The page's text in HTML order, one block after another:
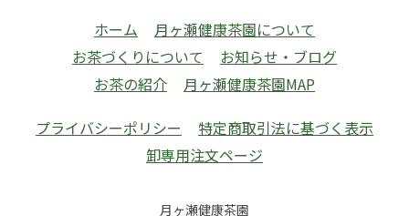
ホーム
月ヶ瀬健康茶園について
お茶づくりについて
お知らせ・ブログ
お茶の紹介
月ヶ瀬健康茶園MAP
プライバシーポリシー
特定商取引法に基づく表示
卸専用注文ページ
月ヶ瀬健康茶園